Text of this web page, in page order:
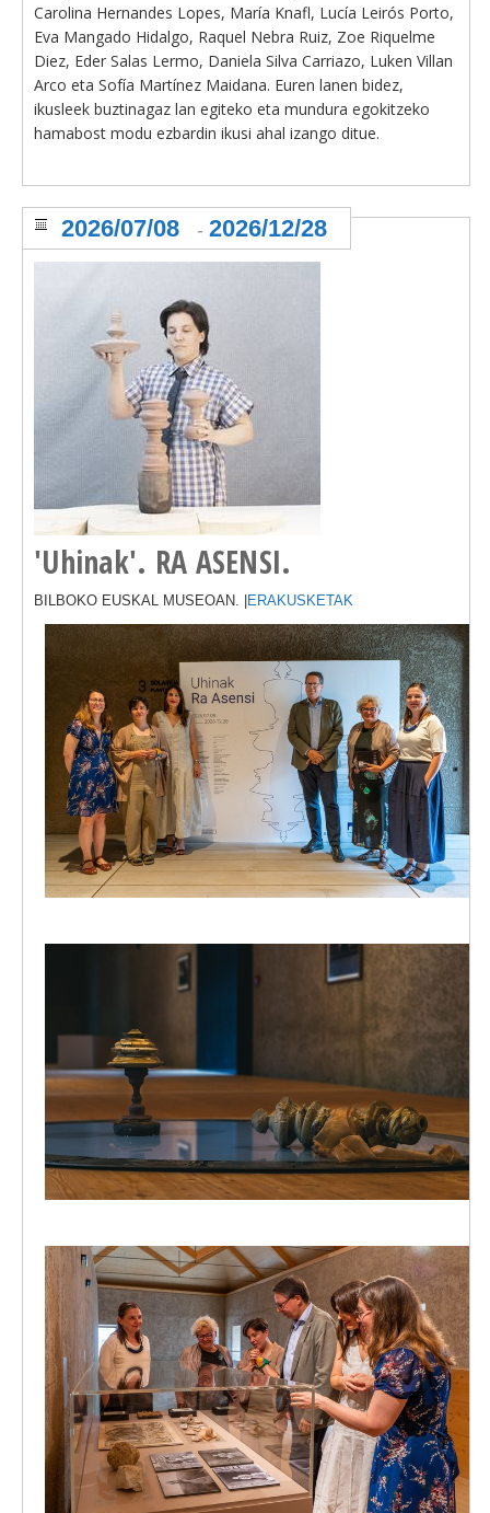
Carolina Hernandes Lopes, María Knafl, Lucía Leirós Porto,
Eva Mangado Hidalgo, Raquel Nebra Ruiz, Zoe Riquelme
Diez, Eder Salas Lermo, Daniela Silva Carriazo, Luken Villan
Arco eta Sofía Martínez Maidana. Euren lanen bidez,
ikusleek buztinagaz lan egiteko eta mundura egokitzeko
hamabost modu ezbardin ikusi ahal izango ditue.
'Uhinak'. RA ASENSI.
2026/07/08 - 2026/12/28
BILBOKO EUSKAL MUSEOAN. | ERAKUSKETAK